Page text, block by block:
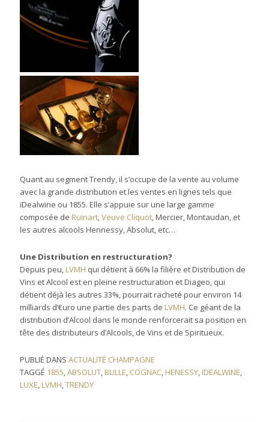
Quant au segment Trendy, il s’occupe de la vente au volume
avec la grande distribution et les ventes en lignes tels que
iDealwine ou 1855. Elle s’appuie sur une large gamme
composée de Ruinart,Veuve Cliquot, Mercier, Montaudan, et
les autres alcools Hennessy, Absolut, etc…
Une Distribution en restructuration?
Depuis peu, LVMH qui détient à 66% la filière et Distribution de
Vins et Alcool est en pleine restructuration et Diageo, qui
détient déjà les autres 33%, pourrait racheté pour environ 14
milliards d’€uro une partie des parts de LVMH. Ce géant de la
distribution d’Alcool dans le monde renforcerait sa position en
tête des distributeurs d’Alcools, de Vins et de Spiritueux.
PUBLIÉ DANSACTUALITÉ CHAMPAGNE
TAGGÉ 1855,ABSOLUT, BULLE, COGNAC, HENESSY, IDEALWINE,
LUXE, LVMH,TRENDY